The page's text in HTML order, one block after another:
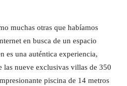
muchas otras que habíamos
en busca de un espacio
es una auténtica experiencia,
las nueve exclusivas villas de 350
piscina de 14 metros